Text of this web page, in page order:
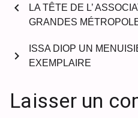
chevron_left
LA TÊTE DE L’
GRANDES
ISSA DIOP UN
EXEMPLAIRE
chevron_right
Laisser un